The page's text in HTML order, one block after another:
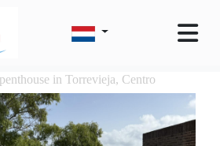
in Torrevieja, Centro